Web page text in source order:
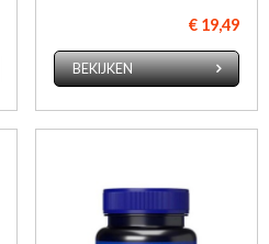
€ 19,49
BEKIJKEN